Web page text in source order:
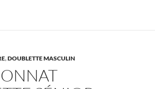
,DOUBLETTE MASCULIN